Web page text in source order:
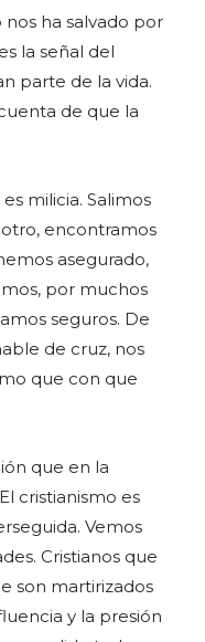
nos ha salvado por
la señal del
parte de la vida.
de que la
milicia. Salimos
encontramos
asegurado,
por muchos
seguros. De
de cruz, nos
que con que
que en la
cristianismo es
Vemos
Cristianos que
son martirizados
y la presión